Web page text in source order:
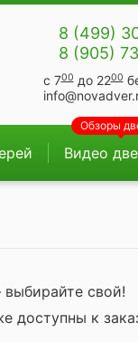
8 (499)
8 (905)
с 700до 2200
Видео
Обзоры
свой!
доступны к